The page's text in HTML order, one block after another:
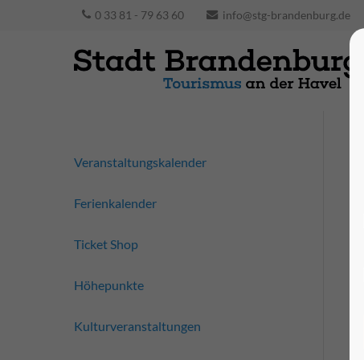
0 33 81 - 79 63 60 info@stg-brandenburg.de
Veranstaltungskalender
Ferienkalender
Ticket Shop
Höhepunkte
Kulturveranstaltungen